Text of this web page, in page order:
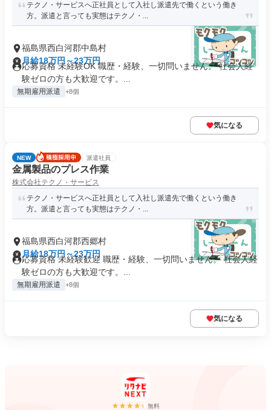
テクノ・サービスへ正社員として入社し派遣先で働くという働き
方。派遣と言っても実態はテクノ・...
福島県西白河郡中島村
月給18万円～23万円
応募資格 未経験OK 職歴・経験、一切問いません。 社会人経
験ゼロの方も大歓迎です。...
無期雇用派遣 +8個
気になる
NEW 派遣社員
金属製品のプレス作業
株式会社テクノ・サービス
テクノ・サービスへ正社員として入社し派遣先で働くという働き
方。派遣と言っても実態はテクノ・...
福島県西白河郡西郷村
月給18万円～23万円
応募資格 未経験歓迎 職歴・経験、一切問いません。 社会人経
験ゼロの方も大歓迎です。...
無期雇用派遣 +8個
気になる
無料